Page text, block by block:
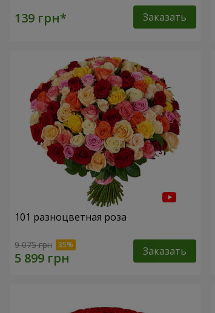
Заказать
101 разноцветная роза
9 075 грн Заказать